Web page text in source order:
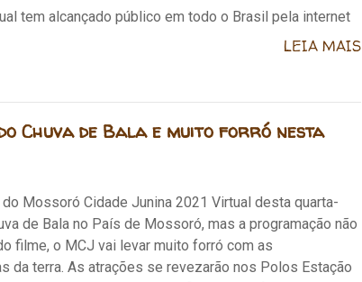
tem alcançado público em todo o Brasil pela internet
LEIA MAIS
Chuva de Bala e muito forró nesta
Mossoró Cidade Junina 2021 Virtual desta quarta-
de Bala no País de Mossoró, mas a programação não
filme, o MCJ vai levar muito forró com as
da terra. As atrações se revezarão nos Polos Estação